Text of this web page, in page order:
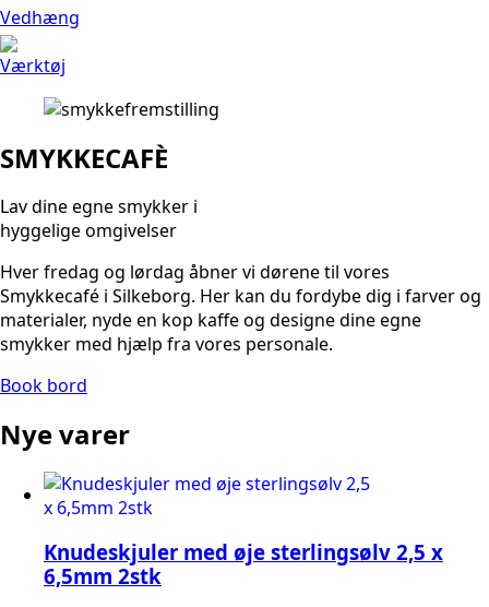
Vedhæng
Værktøj
SMYKKECAFÈ
Lav dine egne smykker i
hyggelige omgivelser
Hver fredag og lørdag åbner vi dørene til vores
Smykkecafé i Silkeborg. Her kan du fordybe dig i farver og
materialer, nyde en kop kaffe og designe dine egne
smykker med hjælp fra vores personale.
Book bord
Nye varer
Knudeskjuler med øje sterlingsølv 2,5 x
6,5mm 2stk